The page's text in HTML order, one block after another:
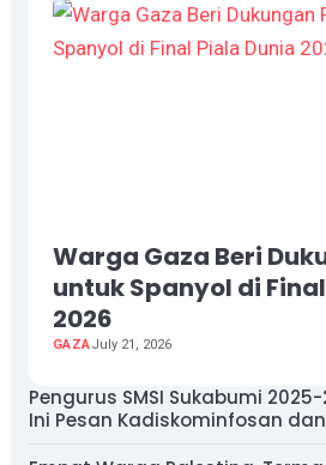
Warga Gaza Beri
untuk Spanyol di
2026
GAZAJuly 21, 2026
Pengurus SMSI Sukabumi
Ini Pesan Kadiskominfosan dan